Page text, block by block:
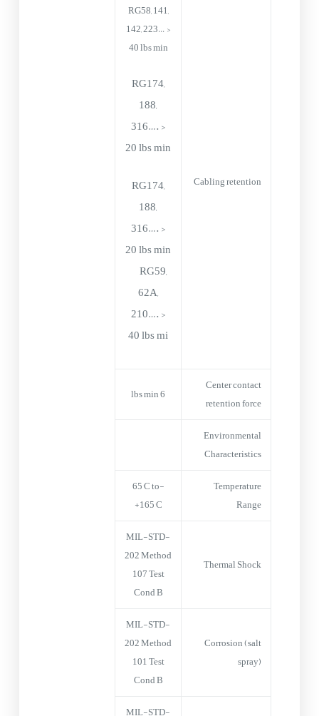
Cabling retention
RG58, 141,
142, 223… >
40 lbs min
RG174,
188,
316…. >
20 lbs min
RG174,
188,
316…. >
20 lbs min
RG59,
62A,
210…. >
40 lbs mi
Center contact
retention force
6 lbs min
Environmental
Characteristics
Temperature
Range
-65°C to
+165°C
Thermal Shock
MIL-STD-
202 Method
107 Test
Cond B
Corrosion (salt
spray)
MIL-STD-
202 Method
101 Test
Cond B
MIL-STD-